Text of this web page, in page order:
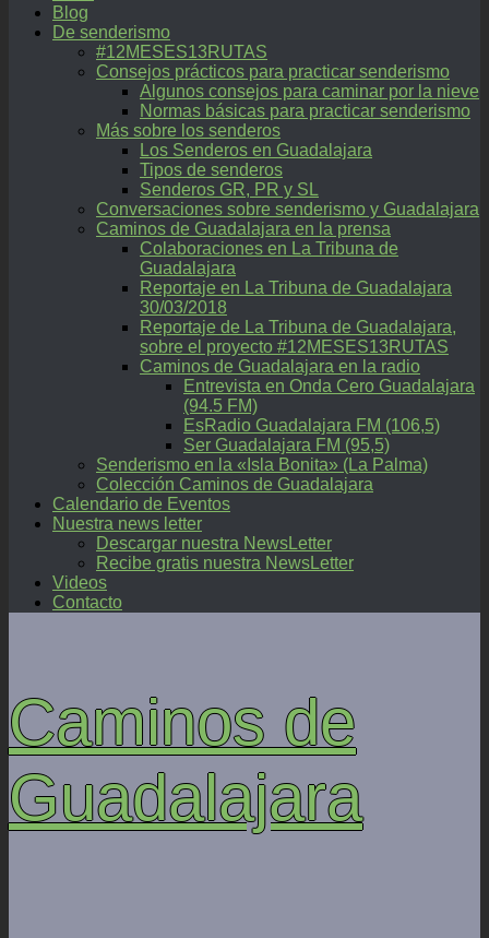
Blog
De senderismo
#12MESES13RUTAS
Consejos prácticos para practicar senderismo
Algunos consejos para caminar por la nieve
Normas básicas para practicar senderismo
Más sobre los senderos
Los Senderos en Guadalajara
Tipos de senderos
Senderos GR, PR y SL
Conversaciones sobre senderismo y Guadalajara
Caminos de Guadalajara en la prensa
Colaboraciones en La Tribuna de
Guadalajara
Reportaje en La Tribuna de Guadalajara
30/03/2018
Reportaje de La Tribuna de Guadalajara,
sobre el proyecto #12MESES13RUTAS
Caminos de Guadalajara en la radio
Entrevista en Onda Cero Guadalajara
(94.5 FM)
EsRadio Guadalajara FM (106,5)
Ser Guadalajara FM (95,5)
Senderismo en la «Isla Bonita» (La Palma)
Colección Caminos de Guadalajara
Calendario de Eventos
Nuestra news letter
Descargar nuestra NewsLetter
Recibe gratis nuestra NewsLetter
Videos
Contacto
Caminos de
Guadalajara